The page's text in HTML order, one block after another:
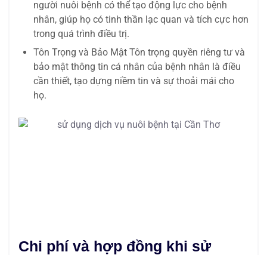
người nuôi bệnh có thể tạo động lực cho bệnh
nhân, giúp họ có tinh thần lạc quan và tích cực hơn
trong quá trình điều trị.
Tôn Trọng và Bảo Mật Tôn trọng quyền riêng tư và
bảo mật thông tin cá nhân của bệnh nhân là điều
cần thiết, tạo dựng niềm tin và sự thoải mái cho
họ.
Chi phí và hợp đồng khi sử